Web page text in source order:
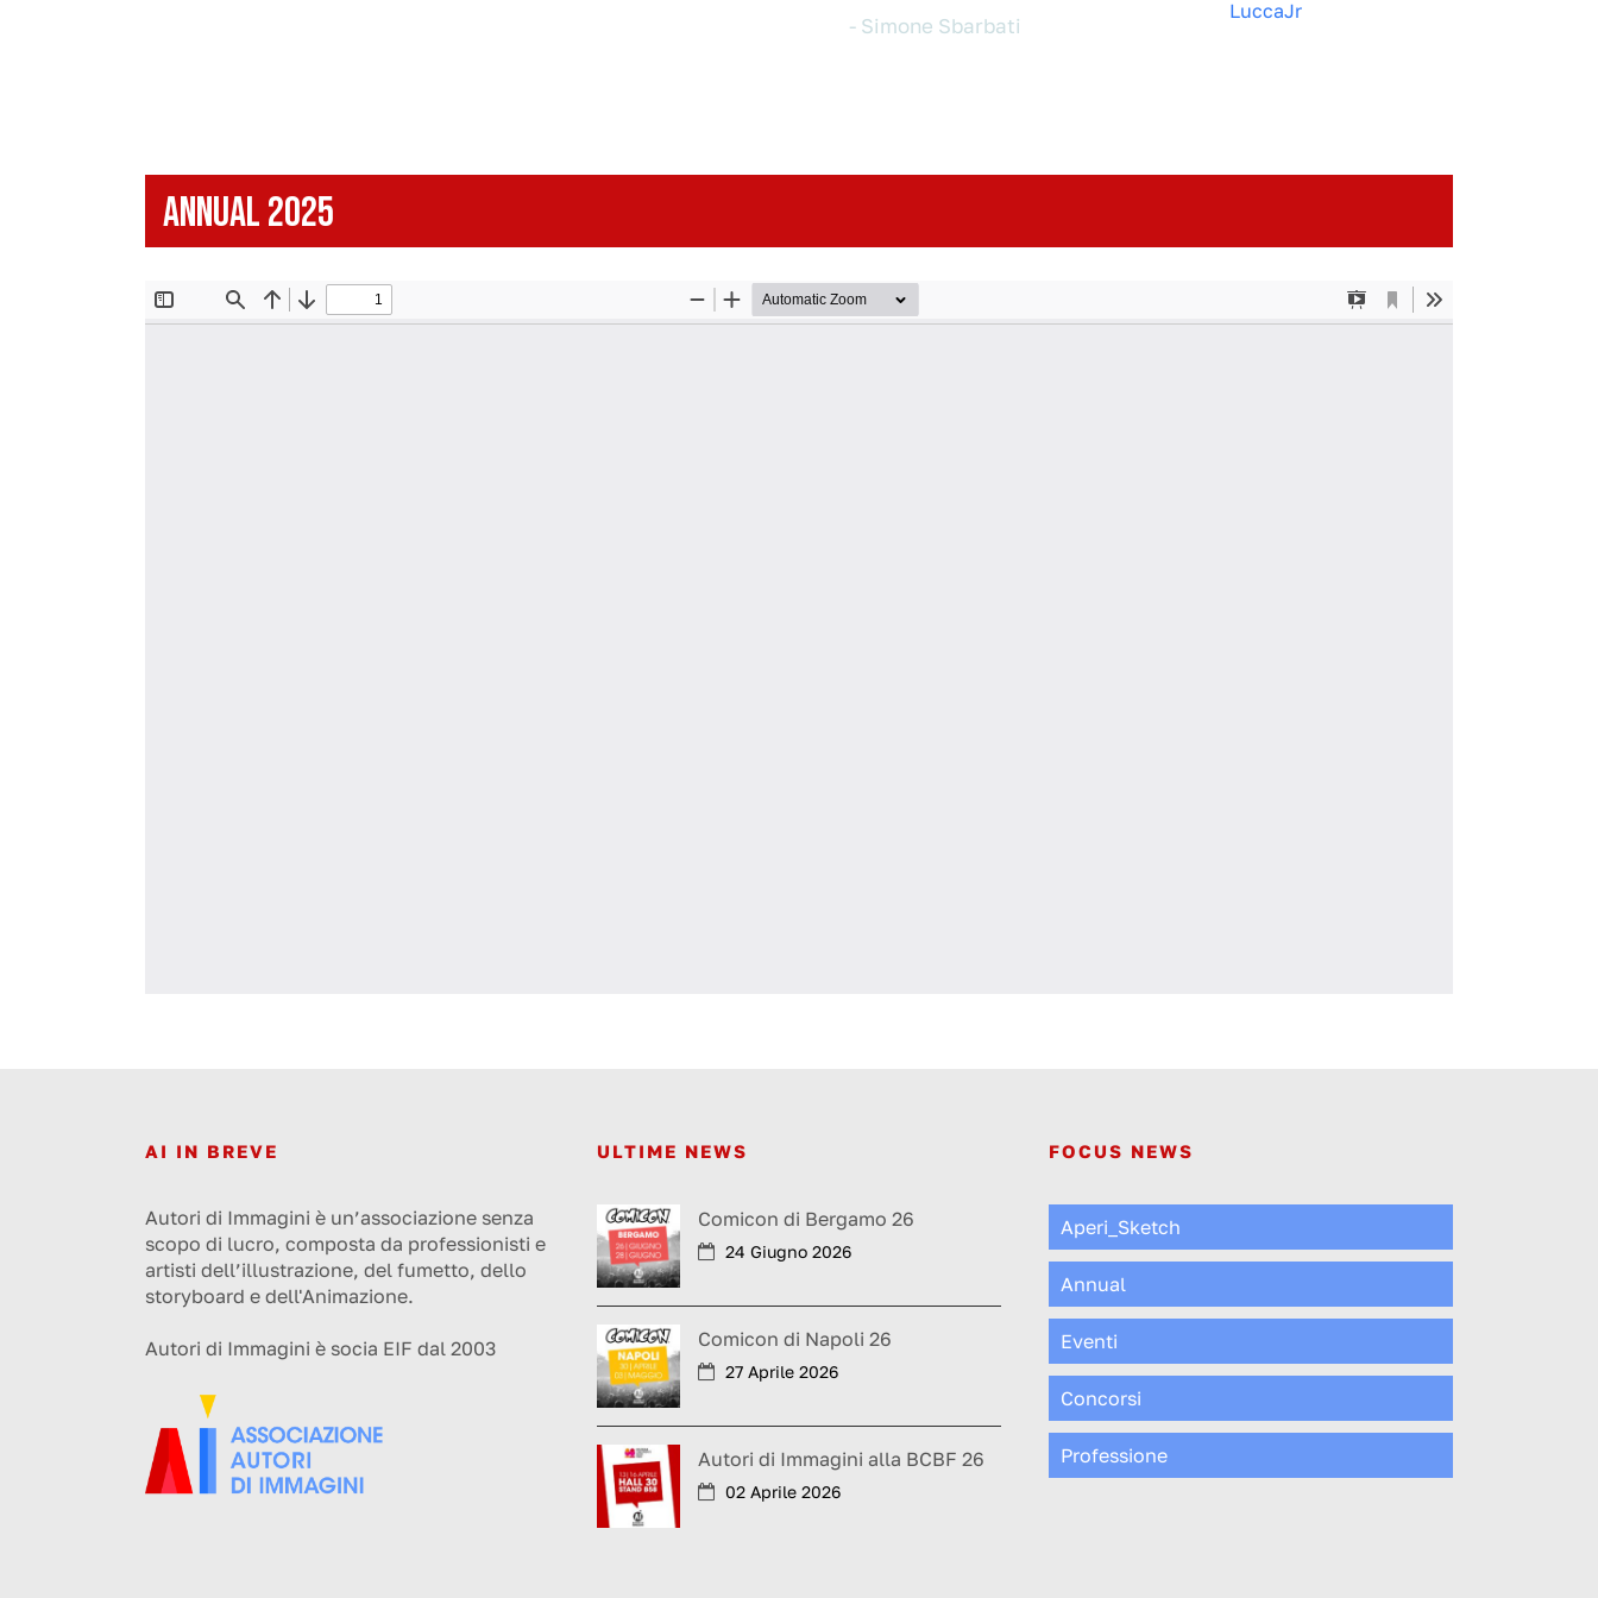
Simone Sbarbati
LuccaJr
Annual 2025
AI IN BREVE
Autori di Immagini è un’associazione senza
scopo di lucro, composta da professionisti e
artisti dell’illustrazione, del fumetto, dello
storyboard e dell'Animazione.
Autori di Immagini è socia EIF dal 2003
ULTIME NEWS
Comicon di Bergamo 26
24 Giugno 2026
Comicon di Napoli 26
27 Aprile 2026
Autori di Immagini alla BCBF 26
02 Aprile 2026
FOCUS NEWS
Aperi_Sketch
Annual
Eventi
Concorsi
Professione